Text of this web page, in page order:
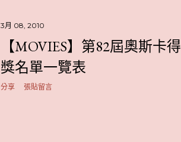
3月 08, 2010
【MOVIES】第82屆奧斯卡得
獎名單一覽表
分享 張貼留言